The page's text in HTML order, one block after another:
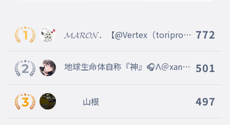
014
せ
そ
た
ち
𝓜𝓐𝓡𝓞𝓝．【@Vertex（toriproZ
772
地球生命体自称『神』🎧Λ＠xan 501
山根 497